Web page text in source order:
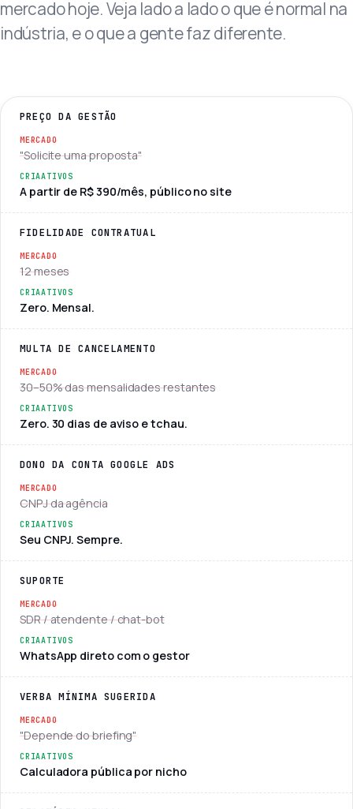
mercado hoje. Veja lado a lado o que é normal na
indústria, e o que a gente faz diferente.
PREÇO DA GESTÃO
"Solicite uma proposta"
A partir de R$ 390/mês, público no site
FIDELIDADE CONTRATUAL
12 meses
Zero. Mensal.
MULTA DE CANCELAMENTO
30–50% das mensalidades restantes
Zero. 30 dias de aviso e tchau.
DONO DA CONTA GOOGLE ADS
CNPJ da agência
Seu CNPJ. Sempre.
SUPORTE
SDR / atendente / chat-bot
WhatsApp direto com o gestor
VERBA MÍNIMA SUGERIDA
"Depende do briefing"
Calculadora pública por nicho